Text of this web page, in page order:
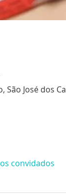
São José dos
convidados